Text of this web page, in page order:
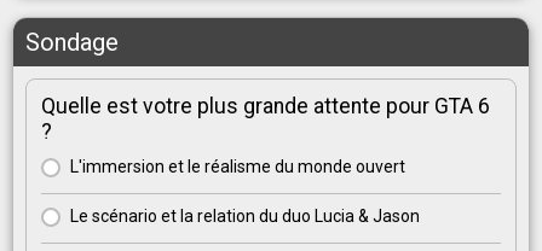
Sondage
Quelle est votre plus grande attente pour GTA 6
?
L'immersion et le réalisme du monde ouvert
Le scénario et la relation du duo Lucia & Jason